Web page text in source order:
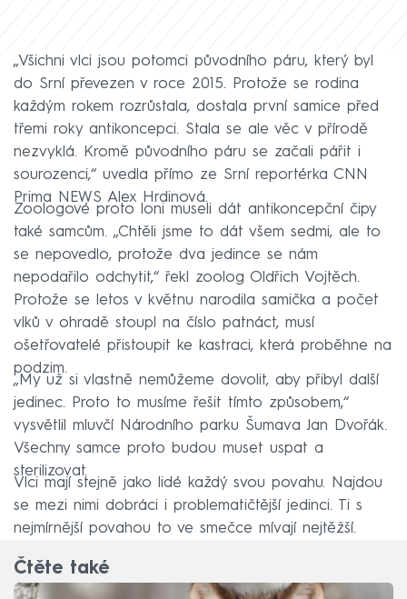
„Všichni vlci jsou potomci původního páru, který byl
do Srní převezen v roce 2015. Protože se rodina
každým rokem rozrůstala, dostala první samice před
třemi roky antikoncepci. Stala se ale věc v přírodě
nezvyklá. Kromě původního páru se začali pářit i
sourozenci,“ uvedla přímo ze Srní reportérka CNN
Prima NEWS Alex Hrdinová.
Zoologové proto loni museli dát antikoncepční čipy
také samcům. „Chtěli jsme to dát všem sedmi, ale to
se nepovedlo, protože dva jedince se nám
nepodařilo odchytit,“ řekl zoolog Oldřich Vojtěch.
Protože se letos v květnu narodila samička a počet
vlků v ohradě stoupl na číslo patnáct, musí
ošetřovatelé přistoupit ke kastraci, která proběhne na
podzim.
„My už si vlastně nemůžeme dovolit, aby přibyl další
jedinec. Proto to musíme řešit tímto způsobem,“
vysvětlil mluvčí Národního parku Šumava Jan Dvořák.
Všechny samce proto budou muset uspat a
sterilizovat.
Vlci mají stejně jako lidé každý svou povahu. Najdou
se mezi nimi dobráci i problematičtější jedinci. Ti s
nejmírnější povahou to ve smečce mívají nejtěžší.
Čtěte také